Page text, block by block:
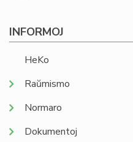
INFORMOJ
HeKo
Raŭmismo
Normaro
Dokumentoj